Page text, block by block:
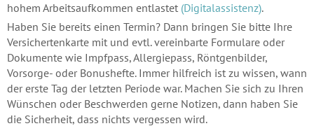
hohem Arbeitsaufkommen entlastet (Digitalassistenz).
Haben Sie bereits einen Termin? Dann bringen Sie bitte Ihre
Versichertenkarte mit und evtl. vereinbarte Formulare oder
Dokumente wie Impfpass, Allergiepass, Röntgenbilder,
Vorsorge- oder Bonushefte. Immer hilfreich ist zu wissen, wann
der erste Tag der letzten Periode war. Machen Sie sich zu Ihren
Wünschen oder Beschwerden gerne Notizen, dann haben Sie
die Sicherheit, dass nichts vergessen wird.